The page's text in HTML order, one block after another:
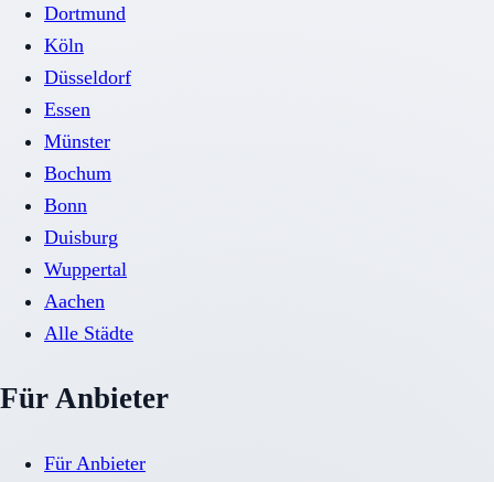
Dortmund
Köln
Düsseldorf
Essen
Münster
Bochum
Bonn
Duisburg
Wuppertal
Aachen
Alle Städte
Für Anbieter
Für Anbieter